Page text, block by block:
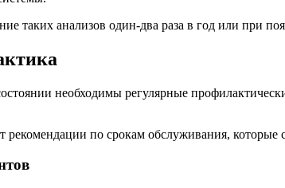
таких анализов один-два раза в год или при
необходимы регулярные
по срокам обслуживания, которые